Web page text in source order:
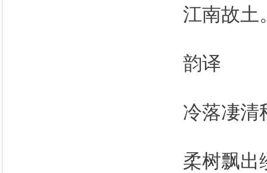
江南故土
韵译
冷落凄清
柔树飘出